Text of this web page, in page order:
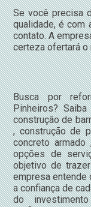
Se você precisa
qualidade, é com
contato. A
certeza ofertará o
Busca por
Pinheiros?
construção de
, construção de
concreto
opções de
objetivo de
empresa entende
a confiança de
do